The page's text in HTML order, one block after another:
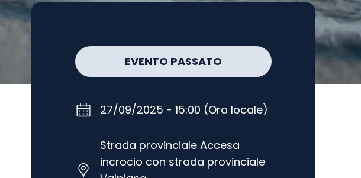
EVENTO PASSATO
27/09/2025 - 15:00 (Ora locale)
Strada provinciale Accesa
incrocio con strada provinciale